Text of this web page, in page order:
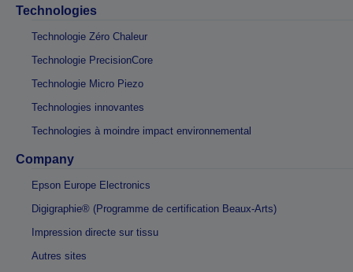
Technologies
Technologie Zéro Chaleur
Technologie PrecisionCore
Technologie Micro Piezo
Technologies innovantes
Technologies à moindre impact environnemental
Company
Epson Europe Electronics
Digigraphie® (Programme de certification Beaux-Arts)
Impression directe sur tissu
Autres sites